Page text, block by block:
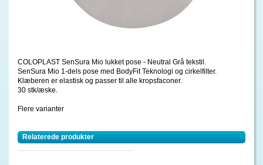
COLOPLAST SenSura Mio lukket pose - Neutral Grå tekstil.
SenSura Mio 1-dels pose med BodyFit Teknologi og cirkelfilter.
Klæberen er elastisk og passer til alle kropsfaconer.
30 stk/æske.
Flere varianter
Relaterede produkter